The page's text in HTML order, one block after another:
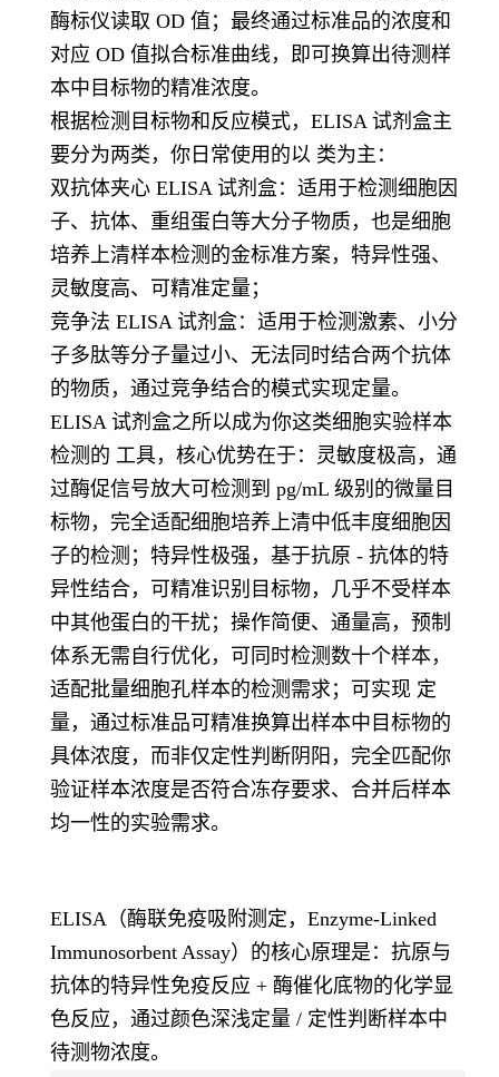
酶标仪读取 OD 值；最终通过标准品的浓度和
对应 OD 值拟合标准曲线，即可换算出待测样
本中目标物的精准浓度。
根据检测目标物和反应模式，ELISA 试剂盒主
要分为两类，你日常使用的以 类为主：
双抗体夹心 ELISA 试剂盒：适用于检测细胞因
子、抗体、重组蛋白等大分子物质，也是细胞
培养上清样本检测的金标准方案，特异性强、
灵敏度高、可精准定量；
竞争法 ELISA 试剂盒：适用于检测激素、小分
子多肽等分子量过小、无法同时结合两个抗体
的物质，通过竞争结合的模式实现定量。
ELISA 试剂盒之所以成为你这类细胞实验样本
检测的 工具，核心优势在于：灵敏度极高，通
过酶促信号放大可检测到 pg/mL 级别的微量目
标物，完全适配细胞培养上清中低丰度细胞因
子的检测；特异性极强，基于抗原 - 抗体的特
异性结合，可精准识别目标物，几乎不受样本
中其他蛋白的干扰；操作简便、通量高，预制
体系无需自行优化，可同时检测数十个样本，
适配批量细胞孔样本的检测需求；可实现 定
量，通过标准品可精准换算出样本中目标物的
具体浓度，而非仅定性判断阴阳，完全匹配你
验证样本浓度是否符合冻存要求、合并后样本
均一性的实验需求。
ELISA（酶联免疫吸附测定，Enzyme-Linked
Immunosorbent Assay）的核心原理是：抗原与
抗体的特异性免疫反应 + 酶催化底物的化学显
色反应，通过颜色深浅定量 / 定性判断样本中
待测物浓度。